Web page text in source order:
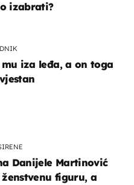
izabrati?
mu iza leđa, a on toga
Danijele Martinović
figuru, a